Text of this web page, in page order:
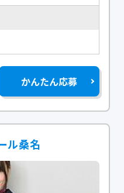
かんたん応募
ル桑名